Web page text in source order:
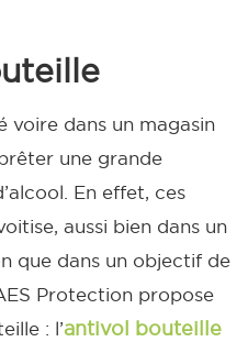
voire dans un magasin
une grande
En effet, ces
aussi bien dans un
que dans un objectif de
Protection propose
: l’antivol bouteille